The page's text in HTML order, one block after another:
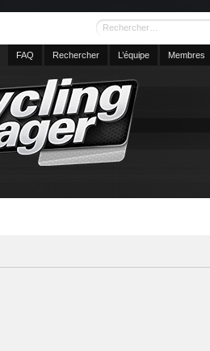
FAQ Rechercher L’équipe Membres